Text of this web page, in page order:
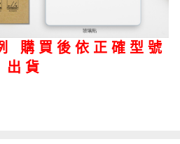
購 買 後 依 正 確 型 號
出 貨